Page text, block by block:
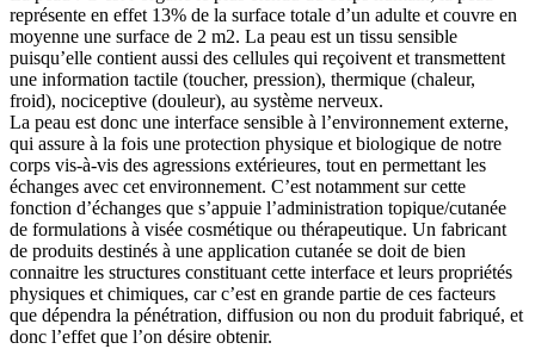
représente en effet 13% de la surface totale d’un adulte et couvre en
moyenne une surface de 2 m2. La peau est un tissu sensible
puisqu’elle contient aussi des cellules qui reçoivent et transmettent
une information tactile (toucher, pression), thermique (chaleur,
froid), nociceptive (douleur), au système nerveux.
La peau est donc une interface sensible à l’environnement externe,
qui assure à la fois une protection physique et biologique de notre
corps vis-à-vis des agressions extérieures, tout en permettant les
échanges avec cet environnement. C’est notamment sur cette
fonction d’échanges que s’appuie l’administration topique/cutanée
de formulations à visée cosmétique ou thérapeutique. Un fabricant
de produits destinés à une application cutanée se doit de bien
connaitre les structures constituant cette interface et leurs propriétés
physiques et chimiques, car c’est en grande partie de ces facteurs
que dépendra la pénétration, diffusion ou non du produit fabriqué, et
donc l’effet que l’on désire obtenir.